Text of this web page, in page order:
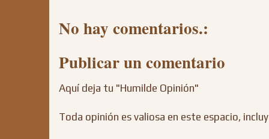
No hay comentarios.:
Publicar un comentario
Aquí deja tu "Humilde Opinión"
Toda opinión es valiosa en este espacio,